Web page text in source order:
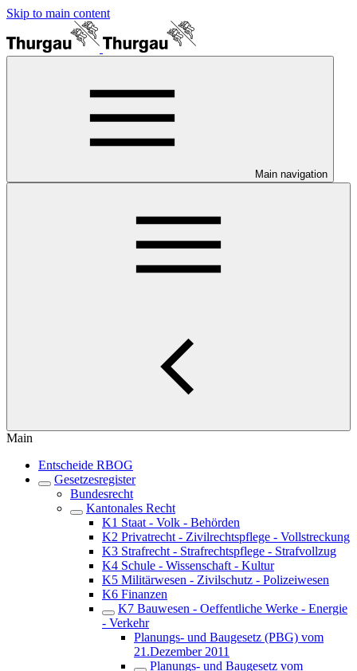
Skip to main content
Main navigation
Main
Entscheide RBOG
Gesetzesregister
Bundesrecht
Kantonales Recht
K1 Staat - Volk - Behörden
K2 Privatrecht - Zivilrechtspflege - Vollstreckung
K3 Strafrecht - Strafrechtspflege - Strafvollzug
K4 Schule - Wissenschaft - Kultur
K5 Militärwesen - Zivilschutz - Polizeiwesen
K6 Finanzen
K7 Bauwesen - Oeffentliche Werke - Energie
- Verkehr
Planungs- und Baugesetz (PBG) vom
21.Dezember 2011
Planungs- und Baugesetz vom